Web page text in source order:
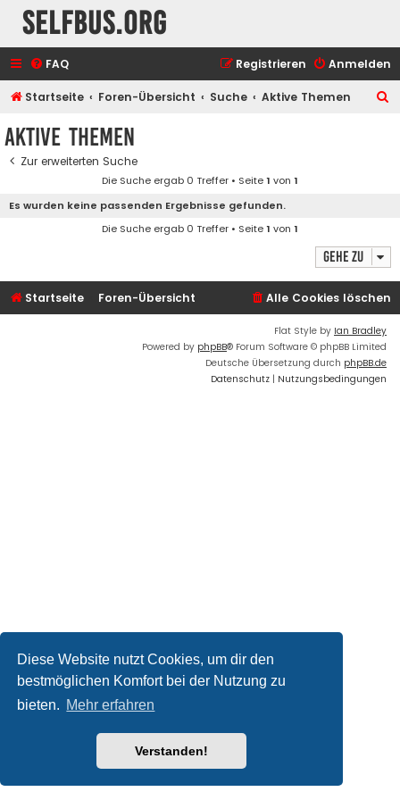
Diese Website nutzt Cookies, um dir den
bestmöglichen Komfort bei der Nutzung zu
bieten. Mehr erfahren
Verstanden!
selfbus.org
FAQ Anmelden
Registrieren
Startseite Foren-Übersicht Suche Aktive Themen
Aktive Themen
Zur erweiterten Suche
Die Suche ergab 0 Treffer • Seite1 von 1
Es wurden keine passenden Ergebnisse gefunden.
Die Suche ergab 0 Treffer • Seite1 von 1
Gehe zu
Startseite Foren-Übersicht Alle Cookies löschen
Flat Style by Ian Bradley
Powered by phpBB® Forum Software © phpBB Limited
Deutsche Übersetzung durch phpBB.de
Datenschutz | Nutzungsbedingungen